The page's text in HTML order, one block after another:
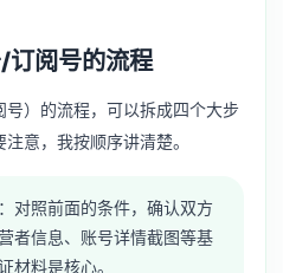
订阅号的流程
）的流程，可以拆成四个大步
意，我按顺序讲清楚。
对照前面的条件，确认双方
者信息、账号详情截图等基
材料是核心。